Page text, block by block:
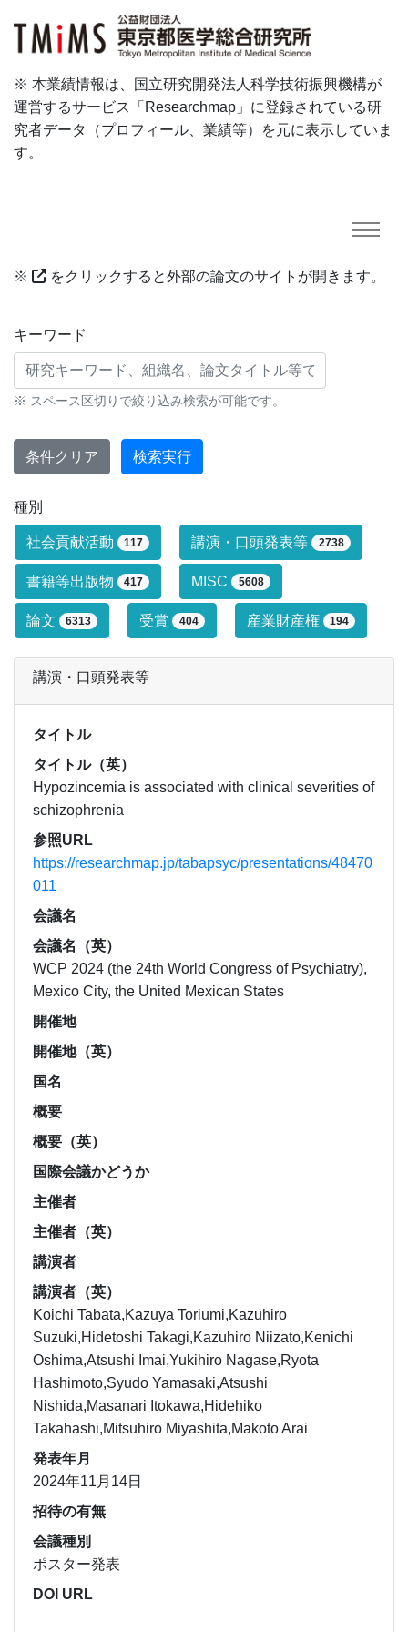
※ 本業績情報は、国立研究開発法人科学技術振興機構が
運営するサービス「Researchmap」に登録されている研
究者データ（プロフィール、業績等）を元に表示していま
す。
※ をクリックすると外部の論文のサイトが開きます。
研究業績に対する検索条件
キーワード
※ スペース区切りで絞り込み検索が可能です。
条件クリア 検索実行
種別
研究業績タイプによる絞り込み条件で
社会貢献活動 117 講演・口頭発表等 2738
書籍等出版物 417 MISC 5608
論文 6313 受賞 404 産業財産権 194
講演・口頭発表等
タイトル
タイトル（英）
Hypozincemia is associated with clinical severities of
schizophrenia
参照URL
https://researchmap.jp/tabapsyc/presentations/48470
011
会議名
会議名（英）
WCP 2024 (the 24th World Congress of Psychiatry),
Mexico City, the United Mexican States
開催地
開催地（英）
国名
概要
概要（英）
国際会議かどうか
主催者
主催者（英）
講演者
講演者（英）
Koichi Tabata,Kazuya Toriumi,Kazuhiro
Suzuki,Hidetoshi Takagi,Kazuhiro Niizato,Kenichi
Oshima,Atsushi Imai,Yukihiro Nagase,Ryota
Hashimoto,Syudo Yamasaki,Atsushi
Nishida,Masanari Itokawa,Hidehiko
Takahashi,Mitsuhiro Miyashita,Makoto Arai
発表年月
2024年11月14日
招待の有無
会議種別
ポスター発表
DOI URL